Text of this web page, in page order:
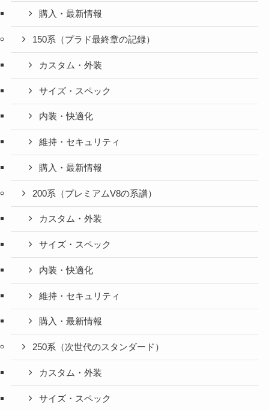
購入・最新情報
150系（プラド最終章の記録）
カスタム・外装
サイズ・スペック
内装・快適化
維持・セキュリティ
購入・最新情報
200系（プレミアムV8の系譜）
カスタム・外装
サイズ・スペック
内装・快適化
維持・セキュリティ
購入・最新情報
250系（次世代のスタンダード）
カスタム・外装
サイズ・スペック